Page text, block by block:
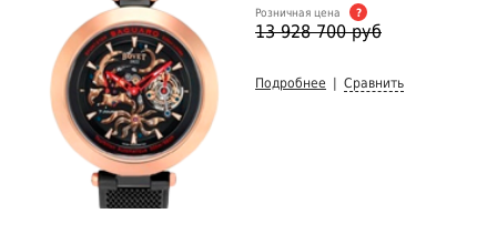
Розничная цена ?
13 928 700 руб
Подробнее Сравнить